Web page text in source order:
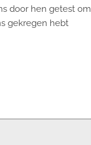
door hen getest om
gekregen hebt